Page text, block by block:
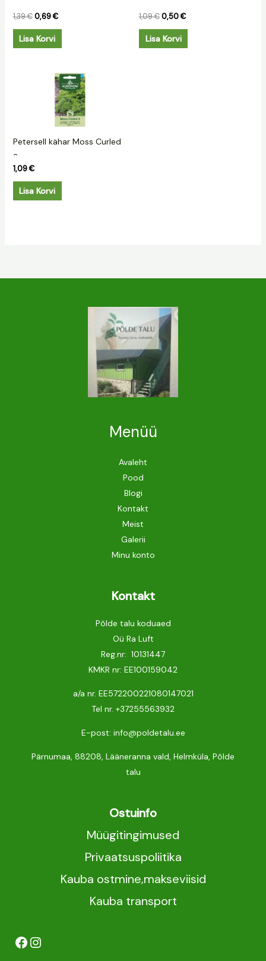
1,39€ 0,69€
Lisa Korvi
1,09€0,50€
Lisa Korvi
Petersell kähar Moss Curled
2
1,09€
Lisa Korvi
Menüü
Avaleht
Pood
Blogi
Kontakt
Meist
Galerii
Minu konto
Kontakt
Põlde talu koduaed
Oü Ra Luft
Reg.nr: 10131447
KMKR nr: EE100159042
a/a nr. EE572200221080147021
Tel nr. +37255563932
E-post: info@poldetalu.ee
Pärnumaa, 88208, Lääneranna vald, Helmküla, Põlde
talu
Ostuinfo
Müügitingimused
Privaatsuspoliitika
Kauba ostmine,makseviisid
Kauba transport